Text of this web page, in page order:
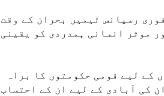
فوری رسپانس ٹیمیں بحران کے وقت
موثر انسانی ہمدردی کو یقینی
کے لیے قومی حکومتوں کا براہ
کی آبادی کے لیے ان کے احتساب